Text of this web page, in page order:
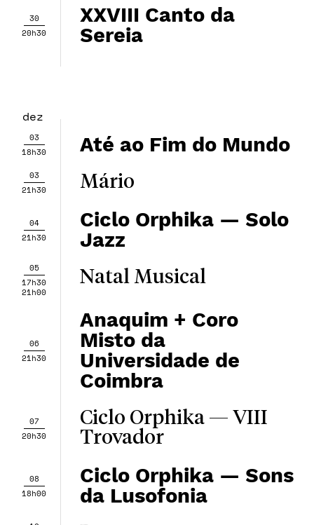
30
20h30
XXVIII Canto da
Sereia
dez
03
18h30
Até ao Fim do Mundo
03
21h30
Mário
04
21h30
Ciclo Orphika — ​​Solo
Jazz
05
17h30
21h00
Natal Musical
06
21h30
Anaquim + Coro
Misto da
Universidade de
Coimbra
07
20h30
Ciclo Orphika — ​​VIII
Trovador
08
18h00
Ciclo Orphika — Sons
da Lusofonia